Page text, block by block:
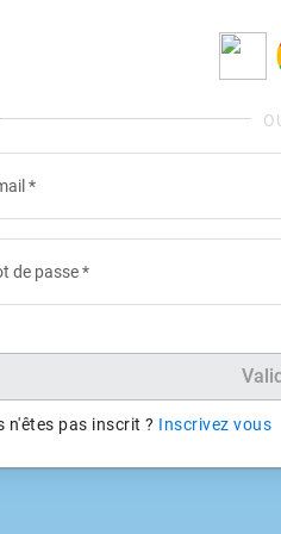
*
de passe*
n'êtes pas inscrit ? Inscrivez vous